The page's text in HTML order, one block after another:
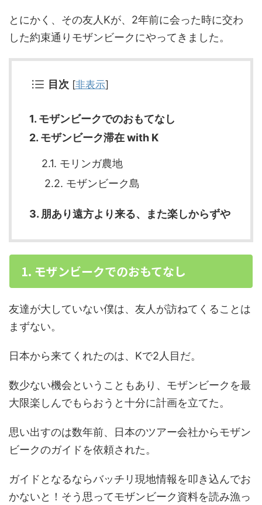
とにかく、その友人Kが、2年前に会った時に交わ
した約束通りモザンビークにやってきました。
目次 [非表示]
1. モザンビークでのおもてなし
2. モザンビーク滞在 with K
2.1. モリンガ農地
2.2. モザンビーク島
3. 朋あり遠方より来る、また楽しからずや
1. モザンビークでのおもてなし
友達が大していない僕は、友人が訪ねてくることは
まずない。
日本から来てくれたのは、Kで2人目だ。
数少ない機会ということもあり、モザンビークを最
大限楽しんでもらおうと十分に計画を立てた。
思い出すのは数年前、日本のツアー会社からモザン
ビークのガイドを依頼された。
ガイドとなるならバッチリ現地情報を叩き込んでお
かないと！そう思ってモザンビーク資料を読み漁っ